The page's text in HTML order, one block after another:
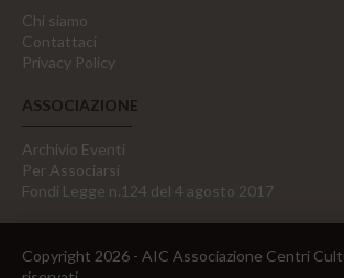
Chi siamo
Contattaci
Privacy Policy
ASSOCIAZIONE
Archivio Eventi
Per Associarsi
Fondi Legge n.124 del 4 agosto 2017
Copyright 2026 - AIC Associazione Centri